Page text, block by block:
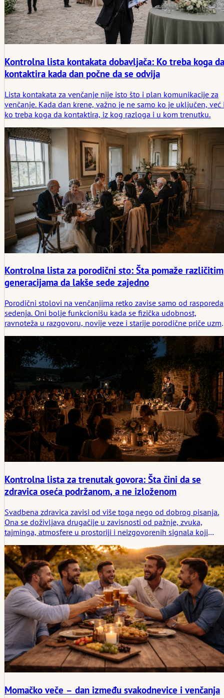
Kontrolna lista kontakata dobavljača: Ko treba koga da
kontaktira kada dan počne da se odvija
Lista kontakata za venčanje nije isto što i plan komunikacije za
venčanje. Kada dan krene, važno je ne samo ko je uključen, već
ko treba koga da kontaktira, iz kog razloga i u kom trenutku.
Kontrolna lista za porodični sto: Šta pomaže različitim
generacijama da lakše sede zajedno
Porodični stolovi na venčanjima retko zavise samo od rasporeda
sedenja. Oni bolje funkcionišu kada se fizička udobnost,
ravnoteža u razgovoru, novije veze i starije porodične priče
Kontrolna lista za trenutak govora: Šta čini da se
zdravica oseća podržanom, a ne izloženom
Svadbena zdravica zavisi od više toga nego od dobrog pisanja.
Ona se doživljava drugačije u zavisnosti od pažnje, zvuka,
tajminga, atmosfere u prostoriji i neizgovorenih signala koji
Momačko veče – dan između svakodnevice i venčanja